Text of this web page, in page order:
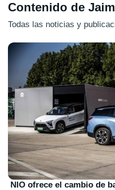
Contenido de
Todas las noticias y
NIO ofrece el cambio de